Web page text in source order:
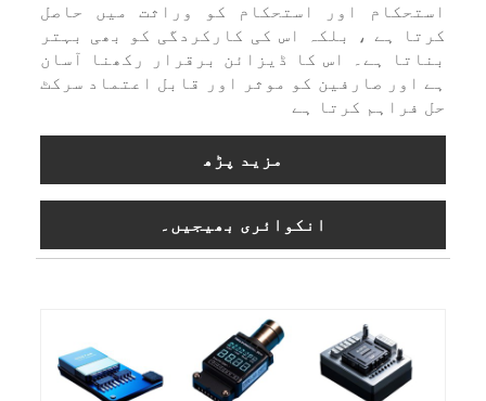
اور استحکام کو وراثت میں حاصل
ہے ، بلکہ اس کی کارکردگی کو بھی بہتر
ہے۔ اس کا ڈیزائن برقرار رکھنا آسان
اور صارفین کو موثر اور قابل اعتماد سرکٹ
فراہم کرتا ہے
مزید پڑھ
انکوائری بھیجیں۔